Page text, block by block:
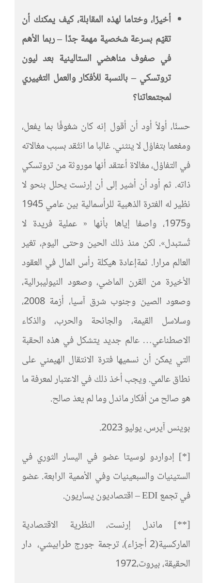
أخيرًا، وختاما لهذه المقابلة، كيف يمكنك أن
تقيّم بسرعة شخصية مهمة جدًا – ربما الأهم
في صفوف مناهضي الستالينية بعد ليون
تروتسكي – بالنسبة للأفكار والعمل التغييري
لمجتمعاتنا؟
حسنًا، أولاً أود أن أقول إنه كان شغوفًا بما يفعل،
ومفعما بتفاؤل لا ينثني. غالبا ما انتُقد بسبب مغالاته
في التفاؤل، مغالاة أعتقد أنها موروثة من تروتسكي
ذاته. ثم أود أن أشير إلى أن إرنست يحلل بنحو لا
نظير له الفترة الذهبية للرأسمالية بين عامي 1945
و1975، واصفا إياها بأنها « عملية فريدة لا
تُستبدل». لكن منذ ذلك الحين وحتى اليوم، تغير
العالم مرارا. ثمةإعادة هيكلة رأس المال في العقود
الأخيرة من القرن الماضي، وصعود النيوليبرالية،
وصعود الصين وجنوب شرق آسيا، أزمة 2008،
وسلاسل القيمة، والجائحة والحرب، والذكاء
الاصطناعي… عالم جديد يتشكل في هذه الحقبة
التي يمكن أن نسميها فترة الانتقال الهيمني على
نطاق عالمي. ويجب أخذ ذلك في الاعتبار لمعرفة ما
هو صالح من أفكار ماندل وما لم يعدْ صالح.
بوينس آيرس، يوليو 2023.
[*] إدواردو لوسيتا عضو في اليسار الثوري في
الستينيات والسبعينيات وفي الأممية الرابعة. عضو
في تجمع EDI – اقتصاديون يساريون.
[**] ماندل إرنست، النظرية الاقتصادية
الماركسية(2 أجزاء)، ترجمة جورج طرابيشي، دار
الحقيقة، بيروت،1972